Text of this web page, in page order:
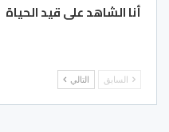
أنا الشاهد على قيد الحياة
السابق التالي